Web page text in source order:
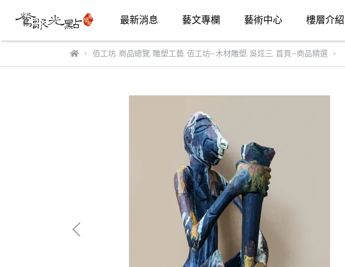
最新消息 藝文專欄 藝術中心 樓層介紹
佰工坊, 商品總覽, 雕塑工藝, 佰工坊—木材雕塑, 吳炫三, 首頁—商品精選